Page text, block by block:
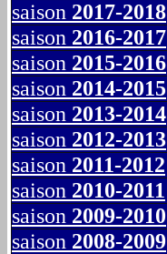
saison 2017-2018
saison 2016-2017
saison 2015-2016
saison 2014-2015
saison 2013-2014
saison 2012-2013
saison 2011-2012
saison 2010-2011
saison 2009-2010
saison 2008-2009